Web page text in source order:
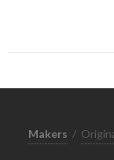
Makers /